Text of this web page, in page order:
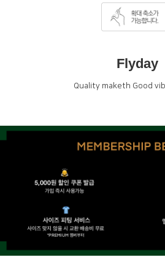
Flyday
Quality maketh Good